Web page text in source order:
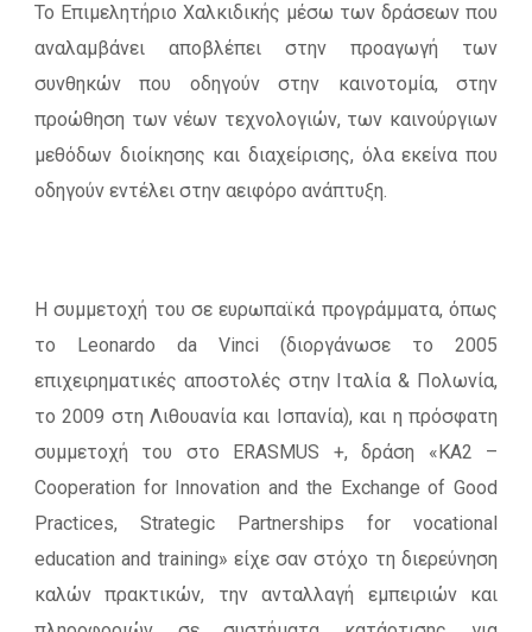
Το Επιμελητήριο Χαλκιδικής μέσω των δράσεων που
αναλαμβάνει αποβλέπει στην προαγωγή των
συνθηκών που οδηγούν στην καινοτομία, στην
προώθηση των νέων τεχνολογιών, των καινούργιων
μεθόδων διοίκησης και διαχείρισης, όλα εκείνα που
οδηγούν εντέλει στην αειφόρο ανάπτυξη.
Η συμμετοχή του σε ευρωπαϊκά προγράμματα, όπως
το Leonardo da Vinci (διοργάνωσε το 2005
επιχειρηματικές αποστολές στην Ιταλία & Πολωνία,
το 2009 στη Λιθουανία και Ισπανία), και η πρόσφατη
συμμετοχή του στο ERASMUS +, δράση «ΚΑ2 –
Cooperation for Innovation and the Exchange of Good
Practices, Strategic Partnerships for vocational
education and training» είχε σαν στόχο τη διερεύνηση
καλών πρακτικών, την ανταλλαγή εμπειριών και